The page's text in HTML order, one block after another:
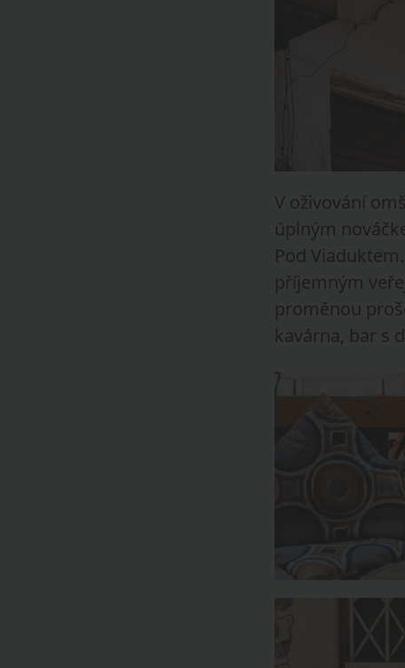
V oživování
úplným
Pod
příjemným
proměnou
kavárna, bar s